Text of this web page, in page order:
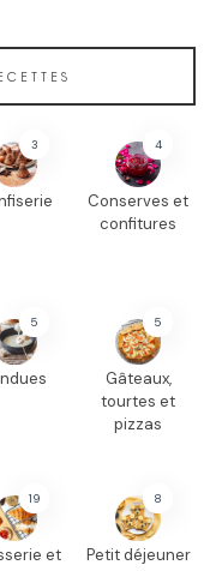
3 4
Conserves et
confitures
5 5
Gâteaux,
tourtes et
pizzas
19
et
8
Petit déjeuner